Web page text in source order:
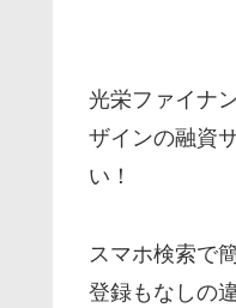
光栄ファイナ
ザインの融資
い！
スマホ検索で
登録もなしの